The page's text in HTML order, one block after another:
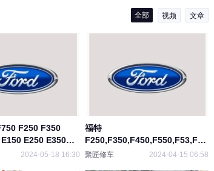
全部 视频 文章
F250 F350
E250 E350和
电路图
2024-05-18 16:30
福特
维修手册电路图
聚匠修车 2024-04-15 06:58